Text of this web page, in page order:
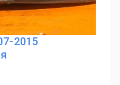
2015